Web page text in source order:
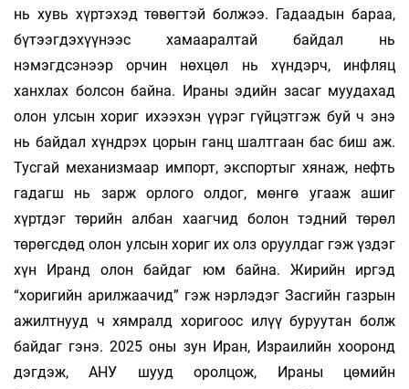
нь хувь хүртэхэд төвөгтэй болжээ. Гадаадын бараа,
бүтээгдэхүүнээс хамаа­ралтай байдал нь
нэмэгдсэнээр орчин нөхцөл нь хүндэрч, инфляц
ханхлах болсон байна. Ираны эдийн засаг муудахад
олон улсын хориг ихээхэн үүрэг гүйцэтгэж буй ч энэ
нь байдал хүндрэх цорын ганц шалтгаан бас биш аж.
Тусгай механизмаар импорт, экспортыг хянаж, нефть
гадагш нь зарж орлого олдог, мөнгө угааж ашиг
хүртдэг төрийн албан хаагчид болон тэдний төрөл
төрөгсдөд олон улсын хориг их олз оруулдаг гэж үздэг
хүн Иранд олон байдаг юм байна. Жирийн иргэд
“хоригийн арилжаачид” гэж нэрлэдэг Засгийн газрын
ажилтнууд ч хямралд хоригоос илүү буруутан болж
байдаг гэнэ. 2025 оны зун Иран, Израилийн хооронд
дэгдэж, АНУ шууд оролцож, Ираны цөмийн